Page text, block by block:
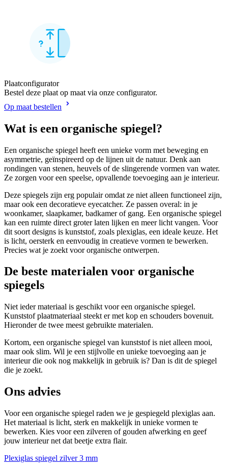
Plaatconfigurator
Bestel deze plaat op maat via onze configurator.
Op maat bestellen
Wat is een organische spiegel?
Een organische spiegel heeft een unieke vorm met beweging en
asymmetrie, geïnspireerd op de lijnen uit de natuur. Denk aan
rondingen van stenen, heuvels of de slingerende vormen van water.
Ze zorgen voor een speelse, opvallende toevoeging aan je interieur.
Deze spiegels zijn erg populair omdat ze niet alleen functioneel zijn,
maar ook een decoratieve eyecatcher. Ze passen overal: in je
woonkamer, slaapkamer, badkamer of gang. Een organische spiegel
kan een ruimte direct groter laten lijken en meer licht vangen. Voor
dit soort designs is kunststof, zoals plexiglas, een ideale keuze. Het
is licht, oersterk en eenvoudig in creatieve vormen te bewerken.
Precies wat je zoekt voor organische ontwerpen.
De beste materialen voor organische
spiegels
Niet ieder materiaal is geschikt voor een organische spiegel.
Kunststof plaatmateriaal steekt er met kop en schouders bovenuit.
Hieronder de twee meest gebruikte materialen.
Kortom, een organische spiegel van kunststof is niet alleen mooi,
maar ook slim. Wil je een stijlvolle en unieke toevoeging aan je
interieur die ook nog makkelijk in gebruik is? Dan is dit de spiegel
die je zoekt.
Ons advies
Voor een organische spiegel raden we je gespiegeld plexiglas aan.
Het materiaal is licht, sterk en makkelijk in unieke vormen te
bewerken. Kies voor een zilveren of gouden afwerking en geef
jouw interieur net dat beetje extra flair.
Plexiglas spiegel zilver 3 mm